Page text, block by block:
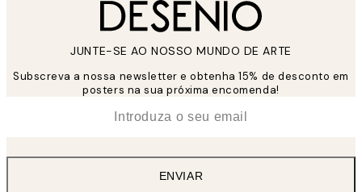
JUNTE-SE AO NOSSO MUNDO DE ARTE
Subscreva a nossa newsletter e obtenha 15% de desconto em
posters na sua próxima encomenda!
ENVIAR